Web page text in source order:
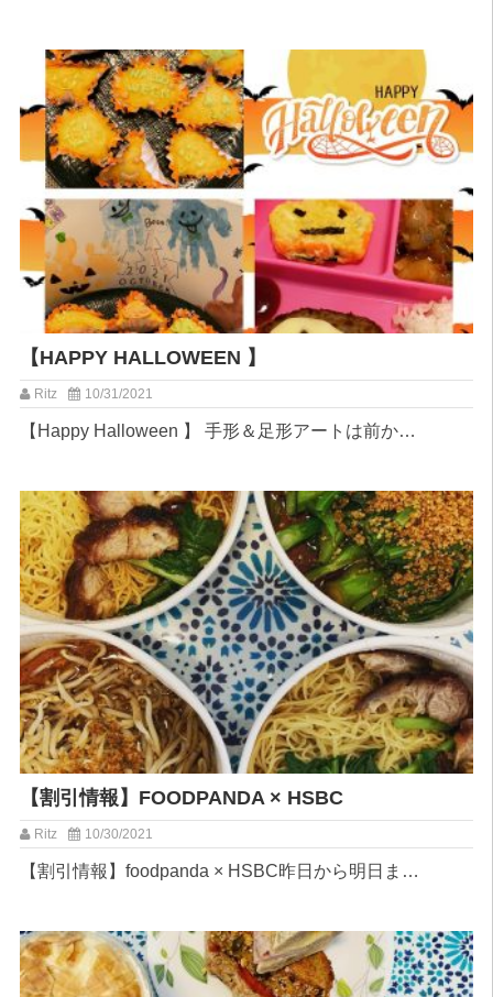
【HAPPY HALLOWEEN 】
Ritz 10/31/2021
【Happy Halloween 】 手形＆足形アートは前か…
【割引情報】FOODPANDA × HSBC
Ritz 10/30/2021
【割引情報】foodpanda × HSBC⁡昨日から明日ま…